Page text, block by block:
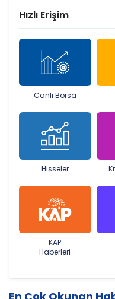
Hızlı Erişim
Canlı Borsa
Hisseler
KAP
Haberleri